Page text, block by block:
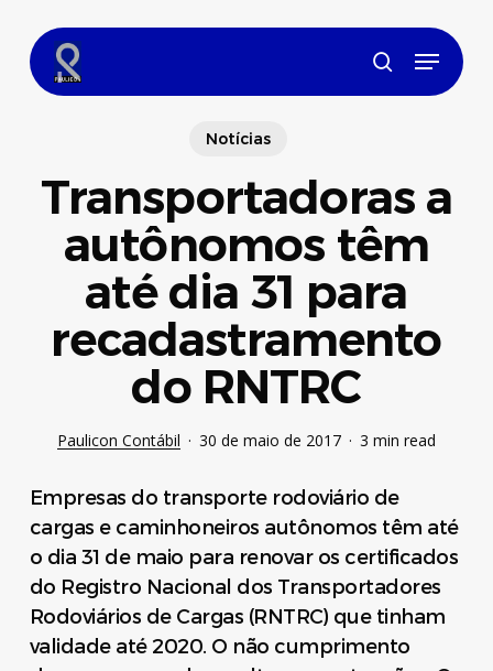
main
content
search
Menu
Notícias
Transportadoras a
autônomos têm
até dia 31 para
recadastramento
do RNTRC
Paulicon Contábil 30 de maio de 2017 3 min read
Empresas do transporte rodoviário de
cargas e caminhoneiros autônomos têm até
o dia 31 de maio para renovar os certificados
do Registro Nacional dos Transportadores
Rodoviários de Cargas (RNTRC) que tinham
validade até 2020. O não cumprimento